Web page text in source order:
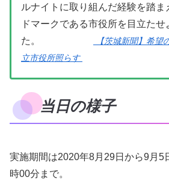
ルナイトに取り組んだ経験を踏ま
ドマークである市役所を目立たせ
た。
【茨城新聞】希望
立市役所照らす
当日の様子
実施期間は2020年8月29日から9月5
時00分まで。